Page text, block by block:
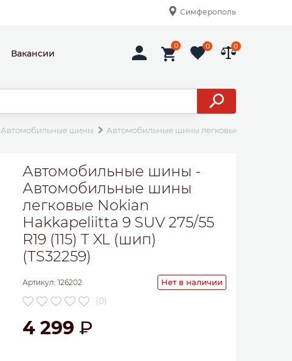
Симферополь
Вакансии
0 0 0
Автомобильные шины Автомобильные шины легковые Nokian
Автомобильные шины -
Автомобильные шины
легковые Nokian
Hakkapeliitta 9 SUV 275/55
R19 (115) T XL (шип)
(TS32259)
Артикул: 126202 Нет в наличии
(0)
4 299